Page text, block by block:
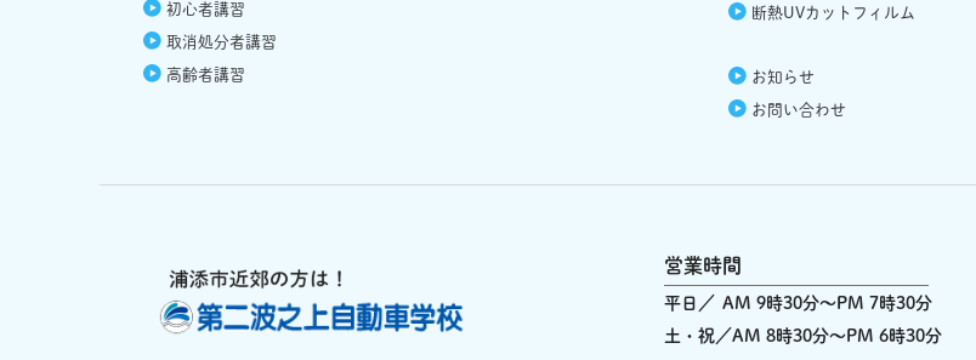
初心者講習
取消処分者講習
高齢者講習
断熱UVカット フィルム
お知らせ
お問い合わせ
営業時間
平日
AM 9時30分～PM 7時30分
土・祝
AM 8時30分～PM 6時30分